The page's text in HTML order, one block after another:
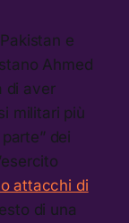
e
Ahmed
di aver
militari più
dei
attacchi di
di una